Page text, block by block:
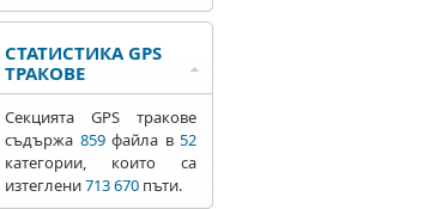
СТАТИСТИКА GPS
ТРАКОВЕ
Секцията GPS тракове
съдържа 859файла в 52
категории, които са
изтеглени713 670 пъти.